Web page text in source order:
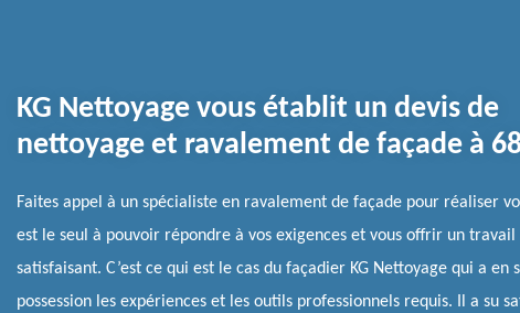
KG Nettoyage vous établit un devis de
nettoyage et ravalement de façade à
Faites appel à un spécialiste en ravalement de façade pour réaliser
est le seul à pouvoir répondre à vos exigences et vous offrir un travail
satisfaisant. C’est ce qui est le cas du façadier KG Nettoyage qui a en
possession les expériences et les outils professionnels requis. Il a su